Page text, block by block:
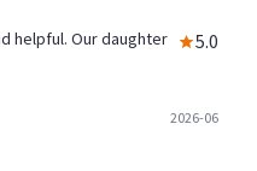
helpful. Our daughter
5.0
2026-06